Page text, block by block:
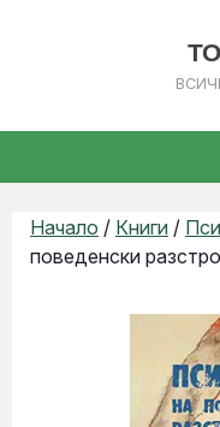
Начало / Книги /
поведенски